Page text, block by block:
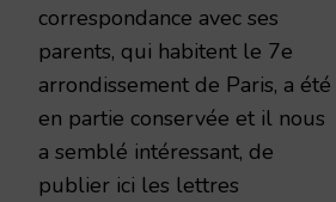
correspondance avec ses
parents, qui habitent le 7e
arrondissement de Paris, a été
en partie conservée et il nous
a semblé intéressant, de
publier ici les lettres